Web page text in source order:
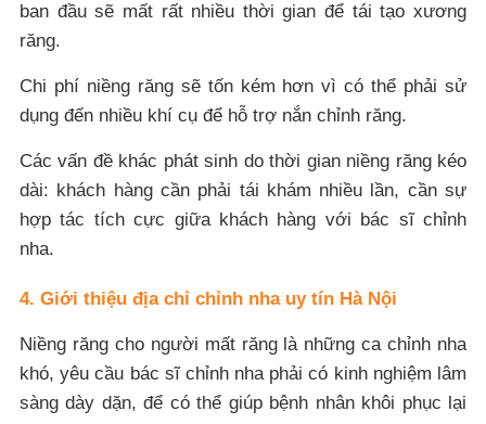
ban đầu sẽ mất rất nhiều thời gian để tái tạo xương
răng.
Chi phí niềng răng sẽ tốn kém hơn vì có thể phải sử
dụng đến nhiều khí cụ để hỗ trợ nắn chỉnh răng.
Các vấn đề khác phát sinh do thời gian niềng răng kéo
dài: khách hàng cần phải tái khám nhiều lần, cần sự
hợp tác tích cực giữa khách hàng với bác sĩ chỉnh
nha.
4. Giới thiệu địa chỉ chỉnh nha uy tín Hà Nội
Niềng răng cho người mất răng là những ca chỉnh nha
khó, yêu cầu bác sĩ chỉnh nha phải có kinh nghiệm lâm
sàng dày dặn, để có thể giúp bệnh nhân khôi phục lại